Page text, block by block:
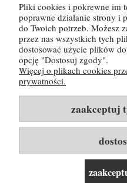
O
Rozwiń listę
Pliki cookies i pokrewne im
poprawne działanie strony i
do Twoich potrzeb. Możesz
przez nas wszystkich tych
dostosować użycie plików
opcję "Dostosuj zgody".
Więcej o plikach cookies
prywatności.
zaakceptuj
Odbieram
Nie,
Tutaj możesz